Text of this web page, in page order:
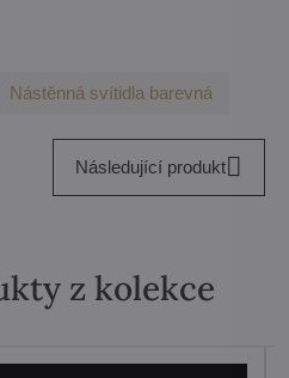
Nástěnná svítidla barevná
Následující produkt
z kolekce